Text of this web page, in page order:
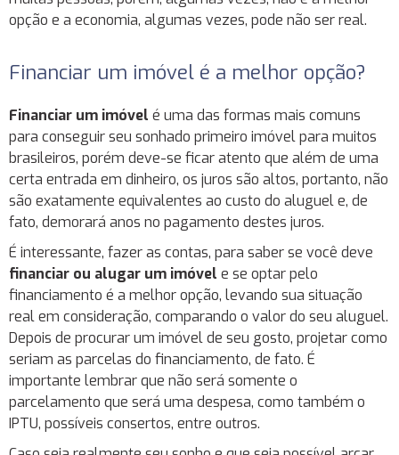
opção e a economia, algumas vezes, pode não ser real.
Financiar um imóvel é a melhor opção?
Financiar um imóvel é uma das formas mais comuns
para conseguir seu sonhado primeiro imóvel para muitos
brasileiros, porém deve-se ficar atento que além de uma
certa entrada em dinheiro, os juros são altos, portanto, não
são exatamente equivalentes ao custo do aluguel e, de
fato, demorará anos no pagamento destes juros.
É interessante, fazer as contas, para saber se você deve
financiar ou alugar um imóvel e se optar pelo
financiamento é a melhor opção, levando sua situação
real em consideração, comparando o valor do seu aluguel.
Depois de procurar um imóvel de seu gosto, projetar como
seriam as parcelas do financiamento, de fato. É
importante lembrar que não será somente o
parcelamento que será uma despesa, como também o
IPTU, possíveis consertos, entre outros.